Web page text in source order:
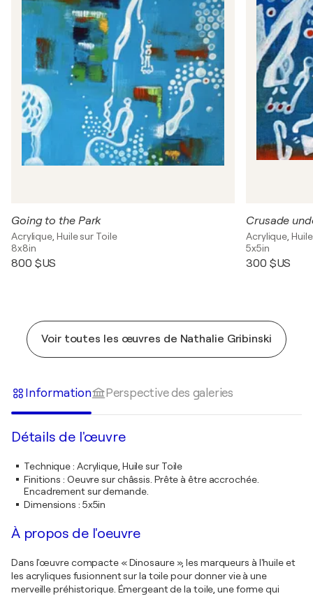
Going to the Park
Acrylique, Huile sur Toile
8x8in
800 $US
Crusade
Acrylique,
5x5in
300 $US
Voir toutes les œuvres de Nathalie Gribinski
Information Perspective des galeries
Détails de l'œuvre
Technique: Acrylique, Huile sur Toile
Finitions : Oeuvre sur châssis. Prête à être accrochée.
Encadrement sur demande.
Dimensions : 5x5in
À propos de l'oeuvre
Dans l'œuvre compacte « Dinosaure », les marqueurs à l'huile et
les acryliques fusionnent sur la toile pour donner vie à une
merveille préhistorique. Émergeant de la toile, une forme qui